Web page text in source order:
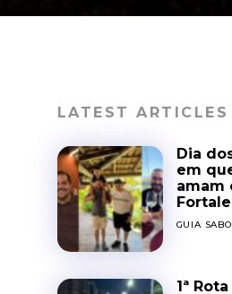
LATEST ARTICLES
Dia
em
amam
GUIA
1ª